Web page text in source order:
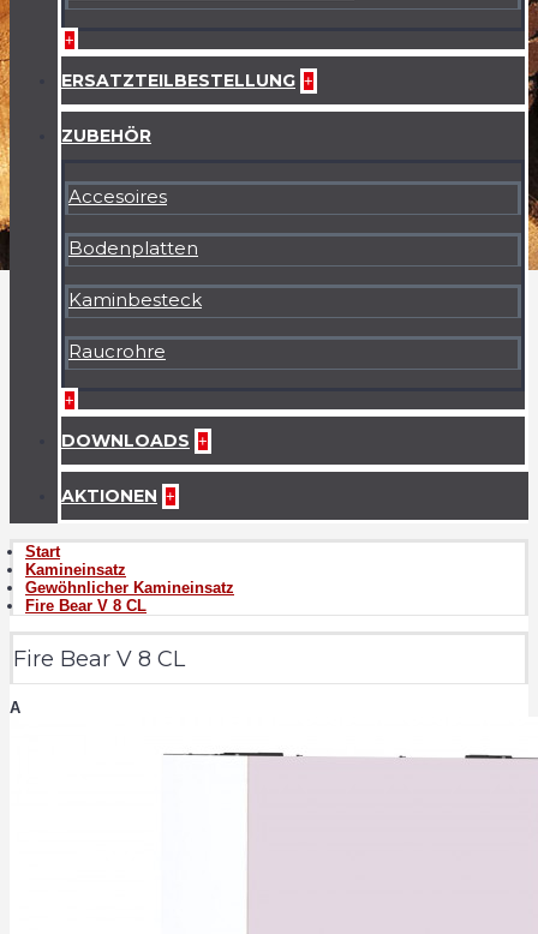
+
ERSATZTEILBESTELLUNG +
ZUBEHÖR
Accesoires
Bodenplatten
Kaminbesteck
Raucrohre
+
DOWNLOADS +
AKTIONEN +
Start
Kamineinsatz
Gewöhnlicher Kamineinsatz
Fire Bear V 8 CL
Fire Bear V 8 CL
A